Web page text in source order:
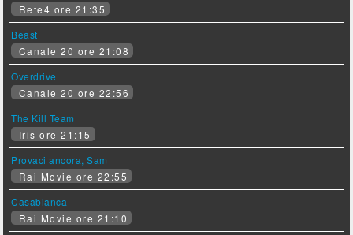
Rete4 ore 21:35
Beast
Canale 20 ore 21:08
Overdrive
Canale 20 ore 22:56
The Kill Team
Iris ore 21:15
Provaci ancora, Sam
Rai Movie ore 22:55
Casablanca
Rai Movie ore 21:10